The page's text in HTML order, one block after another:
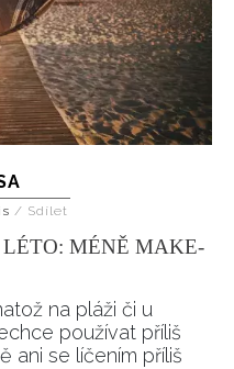
/ Sdílet
MÉNĚ MAKE-
na pláži či u
používat příliš
ani se líčením příliš